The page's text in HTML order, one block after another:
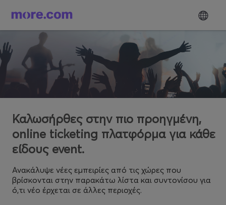
Καλωσήρθες στην πιο προηγμένη,
online ticketing πλατφόρμα για κάθε
είδους event.
Ανακάλυψε νέες εμπειρίες από τις χώρες που
βρίσκονται στην παρακάτω λίστα και συντονίσου για
ό,τι νέο έρχεται σε άλλες περιοχές.